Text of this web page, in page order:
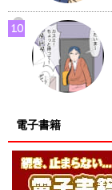
電子書籍